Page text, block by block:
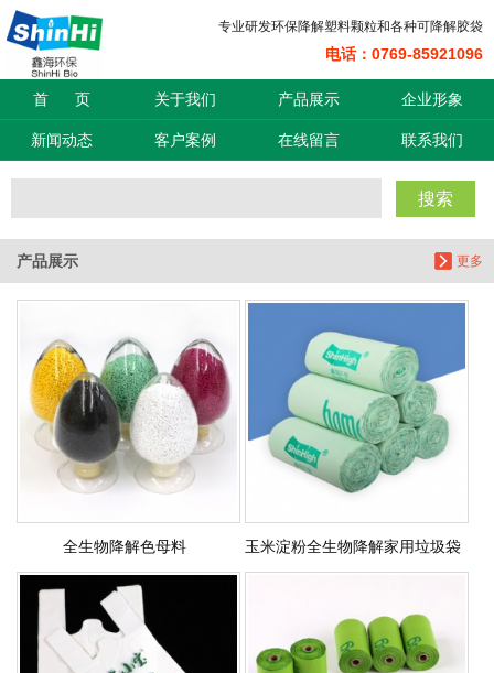
专业研发环保降解塑料颗粒和各种可降解胶袋
电话：0769-85921096
首 页 关于我们 产品展示 企业形象
新闻动态 客户案例 在线留言 联系我们
搜索
更多
产品展示
全生物降解色母料 玉米淀粉全生物降解家用垃圾袋
信息搜索
搜索